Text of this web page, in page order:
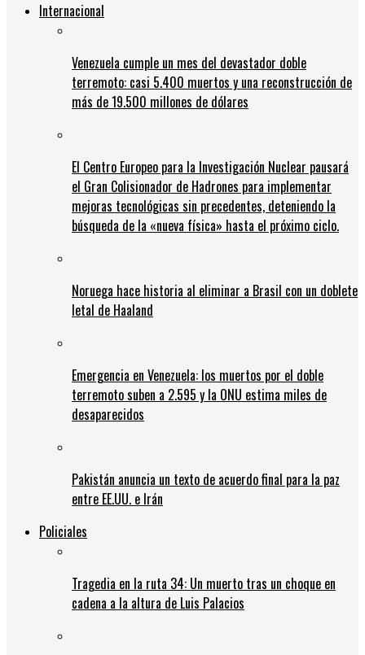
Internacional
Venezuela cumple un mes del devastador doble
terremoto: casi 5.400 muertos y una reconstrucción de
más de 19.500 millones de dólares
El Centro Europeo para la Investigación Nuclear pausará
el Gran Colisionador de Hadrones para implementar
mejoras tecnológicas sin precedentes, deteniendo la
búsqueda de la «nueva física» hasta el próximo ciclo.
Noruega hace historia al eliminar a Brasil con un doblete
letal de Haaland
Emergencia en Venezuela: los muertos por el doble
terremoto suben a 2.595 y la ONU estima miles de
desaparecidos
Pakistán anuncia un texto de acuerdo final para la paz
entre EE.UU. e Irán
Policiales
Tragedia en la ruta 34: Un muerto tras un choque en
cadena a la altura de Luis Palacios